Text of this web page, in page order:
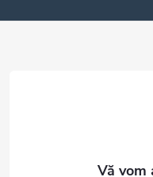
o